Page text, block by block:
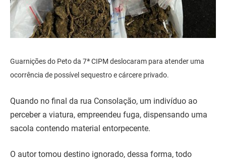
Guarnições do Peto da 7ª CIPM deslocaram para atender uma
ocorrência de possível sequestro e cárcere privado.
Quando no final da rua Consolação, um indivíduo ao
perceber a viatura, empreendeu fuga, dispensando uma
sacola contendo material entorpecente.
O autor tomou destino ignorado, dessa forma, todo